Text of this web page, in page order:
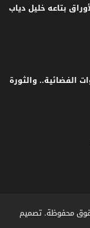
بتاعه خليل دياب
الفضائية.. والثورة